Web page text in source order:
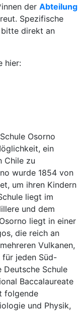
der Abteilung
Spezifische
bitte direkt an
hier:
Osorno
ein
Chile zu
wurde 1854 von
um ihren Kindern
liegt im
und dem
liegt in einer
die reich an
Vulkanen,
für jeden Süd-
Deutsche Schule
Baccalaureate
folgende
und Physik,